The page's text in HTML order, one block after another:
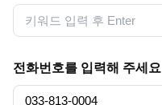
전화번호를 입력해 주세요